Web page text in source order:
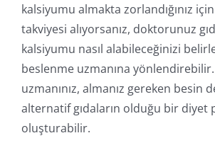
kalsiyumu almakta zorlandığınız
takviyesi alıyorsanız, doktorunuz
kalsiyumu nasıl alabileceğinizi
beslenme uzmanına
uzmanınız, almanız gereken besin
alternatif gıdaların olduğu bir diyet
oluşturabilir.